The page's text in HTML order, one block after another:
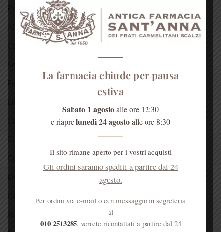
Prodotti dell’alveare
Alimentari
Confetture
Sciroppo di rose
Fragranze del Carmelo
Cura della pelle
Cura dei capelli
Cura della bocca
Cosmetici alla rosa
Acqua di Sant’Anna
La farmacia chiude per pausa
estiva
Sabato 1 agostoalle ore 12:30
e riaprelunedì 24 agostoalle ore 8:30
Il sito rimane aperto per i vostri acquisti
Gli ordini saranno spediti a partire dal 24
agosto.
Per ordini via e-mail o con messaggio in segreteria
al
010 2513285, verrete ricontattati a partire dal 24